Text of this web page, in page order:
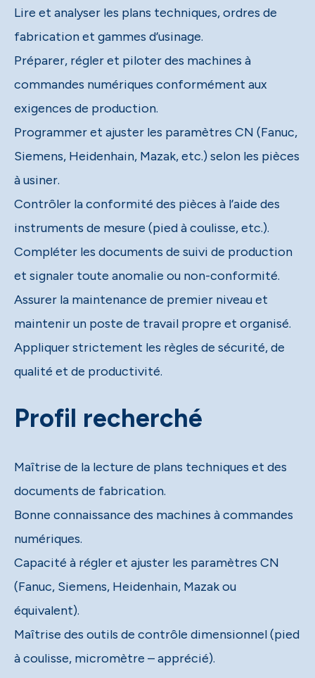
Lire et analyser les plans techniques, ordres de
fabrication et gammes d’usinage.
Préparer, régler et piloter des machines à
commandes numériques conformément aux
exigences de production.
Programmer et ajuster les paramètres CN (Fanuc,
Siemens, Heidenhain, Mazak, etc.) selon les pièces
à usiner.
Contrôler la conformité des pièces à l’aide des
instruments de mesure (pied à coulisse, etc.).
Compléter les documents de suivi de production
et signaler toute anomalie ou non-conformité.
Assurer la maintenance de premier niveau et
maintenir un poste de travail propre et organisé.
Appliquer strictement les règles de sécurité, de
qualité et de productivité.
Profil recherché
Maîtrise de la lecture de plans techniques et des
documents de fabrication.
Bonne connaissance des machines à commandes
numériques.
Capacité à régler et ajuster les paramètres CN
(Fanuc, Siemens, Heidenhain, Mazak ou
équivalent).
Maîtrise des outils de contrôle dimensionnel (pied
à coulisse, micromètre – apprécié).